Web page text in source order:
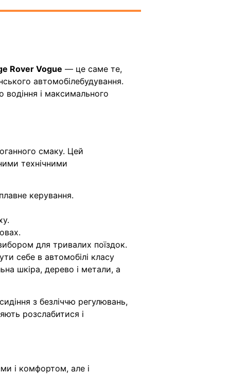
Rover Vogue — це саме те,
автомобілебудування.
водіння і максимального
смаку. Цей
технічними
керування.
для тривалих поїздок.
себе в автомобілі класу
шкіра, дерево і метали, а
з безліччю регулювань,
розслабитися і
і комфортом, але і